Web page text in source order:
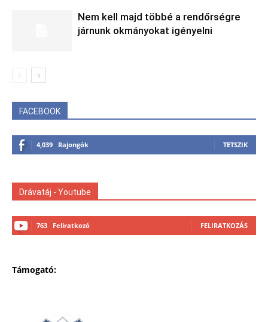
Nem kell majd többé a rendőrségre
járnunk okmányokat igényelni
FACEBOOK
4,039 Rajongók TETSZIK
Drávatáj - Youtube
763 Feliratkozó FELIRATKOZÁS
Támogató: